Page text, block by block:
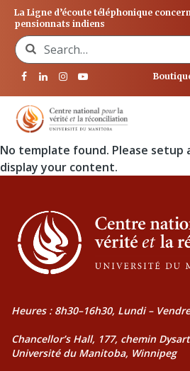
La Ligne d’écoute téléphonique
pensionnats indiens
Search for:
No template found. Please setup
display your content.
Heures : 8h30–16h30, Lundi –
Chancellor’s Hall, 177, chemin Dysart
Université du Manitoba, Winnipeg